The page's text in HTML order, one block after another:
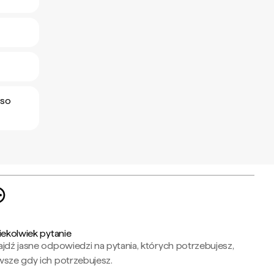
pytanie
jasne odpowiedzi na pytania, których potrzebujesz,
gdy ich potrzebujesz.